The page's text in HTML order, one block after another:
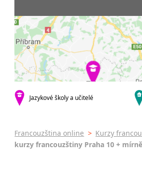
Brno
Plzeň
Karlovy Vary
malá města podle
Sedlčany
20 a více hodin týdně
Jazykové školy a učitelé
Francouzština online > Kurzy
kurzy francouzštiny Praha 10 +